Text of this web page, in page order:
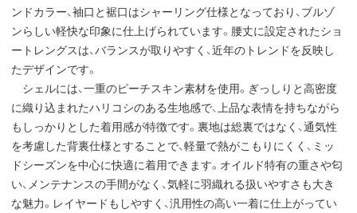
ンドカラー、袖口と裾口はシャーリング仕様となっており、ブルゾ
ンらしい軽快な印象に仕上げられています。腰丈に設定されたショ
ートレングスは、バランスが取りやすく、近年のトレンドを反映し
たデザインです。
シェルには、一重のピーチスキン素材を使用。ぎっしりと高密度
に織り込まれたハリコシのある生地感で、上品な表情を持ちながら
もしっかりとした着用感が特徴です。裏地は総裏ではなく、通気性
を考慮した背裏仕様とすることで、軽量で熱がこもりにくく、ミッ
ドシーズンを中心に快適に着用できます。オイルド特有の重さや匂
い、メンテナンスの手間がなく、気軽に羽織れる扱いやすさも大き
な魅力。レイヤードもしやすく、汎用性の高い一着に仕上がってい